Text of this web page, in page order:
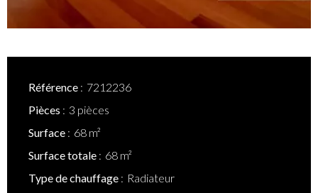
Référence
7212236
Pièces
3 pièces
Surface
68 m²
Surface totale
68 m²
Type de chauffage
Radiateur